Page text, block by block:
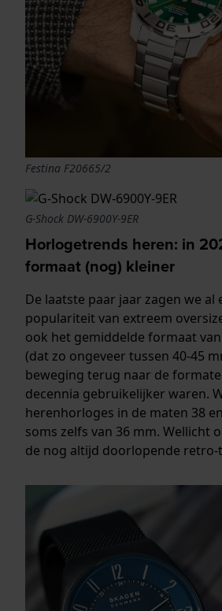
Festina F20665/2
G-Shock DW-6900Y-9ER
Horlogetrends heren: in
formaat (nog) kleiner
De laatste paar jaar zagen we al
populariteit van extreem
ook het gemiddelde formaat
(dat zo ongeveer tussen 40-45
beweging terug naar de
decennia gebruikelijker waren.
herenhorloges in de maten 38
soms zelfs van 36 mm. Wellicht
de nog altijd doorlopende retro-